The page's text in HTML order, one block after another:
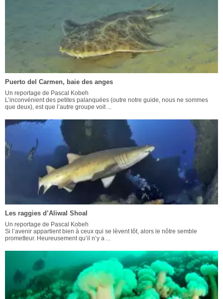
Puerto del Carmen, baie des anges
Un reportage de Pascal Kobeh
L’inconvénient des petites palanquées (outre notre guide, nous ne sommes
que deux), est que l’autre groupe voit ...
Les raggies d’Aliwal Shoal
Un reportage de Pascal Kobeh
Si l’avenir appartient bien à ceux qui se lèvent tôt, alors le nôtre semble
prometteur. Heureusement qu’il n’y a ...